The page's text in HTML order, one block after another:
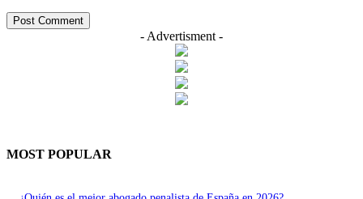
- Advertisment -
MOST POPULAR